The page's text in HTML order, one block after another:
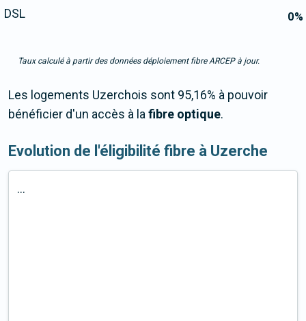
0%
DSL
Taux calculé à partir des données déploiement fibre ARCEP à jour.
Les logements Uzerchois sont 95,16% à pouvoir
bénéficier d'un accès à lafibre optique.
Evolution de l'éligibilité fibre à Uzerche
...